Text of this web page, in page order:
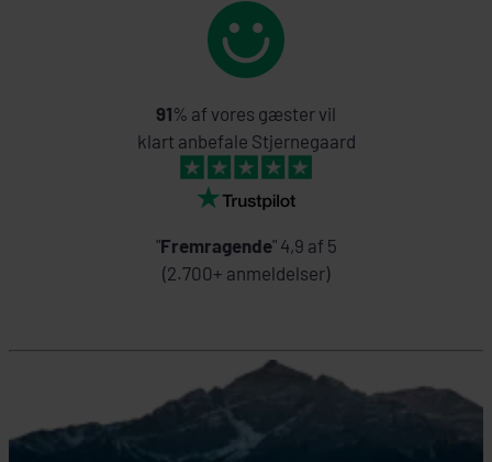
91% af vores gæster vil
klart anbefale Stjernegaard
"Fremragende" 4,9 af 5
(2.700+ anmeldelser)